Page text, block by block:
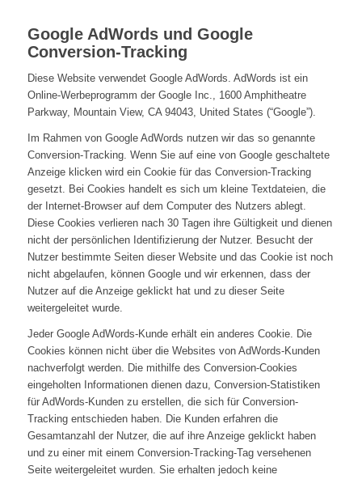
Google AdWords und Google
Conversion-Tracking
Diese Website verwendet Google AdWords. AdWords ist ein
Online-Werbeprogramm der Google Inc., 1600 Amphitheatre
Parkway, Mountain View, CA 94043, United States (“Google”).
Im Rahmen von Google AdWords nutzen wir das so genannte
Conversion-Tracking. Wenn Sie auf eine von Google geschaltete
Anzeige klicken wird ein Cookie für das Conversion-Tracking
gesetzt. Bei Cookies handelt es sich um kleine Textdateien, die
der Internet-Browser auf dem Computer des Nutzers ablegt.
Diese Cookies verlieren nach 30 Tagen ihre Gültigkeit und dienen
nicht der persönlichen Identifizierung der Nutzer. Besucht der
Nutzer bestimmte Seiten dieser Website und das Cookie ist noch
nicht abgelaufen, können Google und wir erkennen, dass der
Nutzer auf die Anzeige geklickt hat und zu dieser Seite
weitergeleitet wurde.
Jeder Google AdWords-Kunde erhält ein anderes Cookie. Die
Cookies können nicht über die Websites von AdWords-Kunden
nachverfolgt werden. Die mithilfe des Conversion-Cookies
eingeholten Informationen dienen dazu, Conversion-Statistiken
für AdWords-Kunden zu erstellen, die sich für Conversion-
Tracking entschieden haben. Die Kunden erfahren die
Gesamtanzahl der Nutzer, die auf ihre Anzeige geklickt haben
und zu einer mit einem Conversion-Tracking-Tag versehenen
Seite weitergeleitet wurden. Sie erhalten jedoch keine